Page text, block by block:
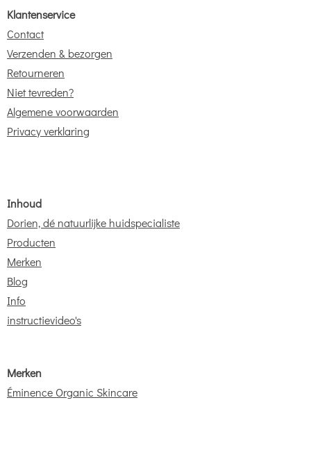
Klantenservice
Contact
Verzenden & bezorgen
Retourneren
Niet tevreden?
Algemene voorwaarden
Privacy verklaring
Inhoud
Dorien, dé natuurlijke huidspecialiste
Producten
Merken
Blog
Info
instructievideo's
Merken
Éminence Organic Skincare